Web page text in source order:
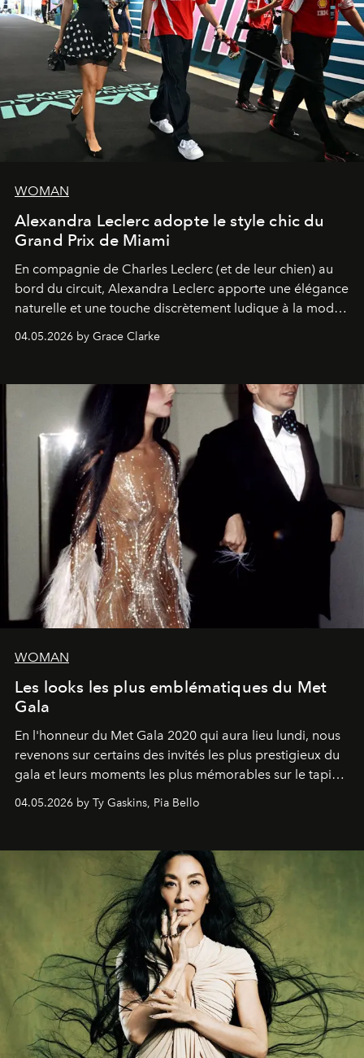
WOMAN
Alexandra Leclerc adopte le style chic du
Grand Prix de Miami
En compagnie de Charles Leclerc (et de leur chien) au
bord du circuit, Alexandra Leclerc apporte une élégance
naturelle et une touche discrètement ludique à la mode
04.05.2026 by Grace Clarke
WOMAN
Les looks les plus emblématiques du Met
Gala
En l'honneur du Met Gala 2020 qui aura lieu lundi, nous
revenons sur certains des invités les plus prestigieux du
gala et leurs moments les plus mémorables sur le tapis
04.05.2026 by Ty Gaskins, Pia Bello